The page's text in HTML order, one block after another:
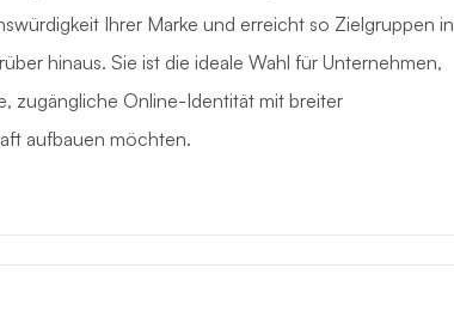
Ihrer Marke und erreicht so Zielgruppen in
hinaus. Sie ist die ideale Wahl für Unternehmen,
zugängliche Online-Identität mit breiter
aufbauen möchten.